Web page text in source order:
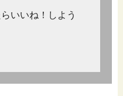
いいね！しよう